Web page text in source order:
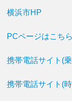
横浜市HP
PCページはこちら
携帯電話サイト(
携帯電話サイト(